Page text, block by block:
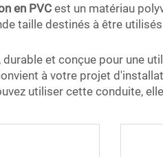
en PVC est un matériau
taille destinés à être
durable et conçue pour une
à votre projet
utiliser cette conduite,